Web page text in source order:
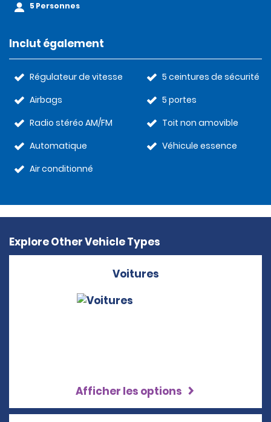
5 Personnes
Inclut également
Régulateur de vitesse
Airbags
Radio stéréo AM/FM
Automatique
Air conditionné
5 ceintures de sécurité
5 portes
Toit non amovible
Véhicule essence
Explore Other Vehicle Types
Voitures
Afficher les options